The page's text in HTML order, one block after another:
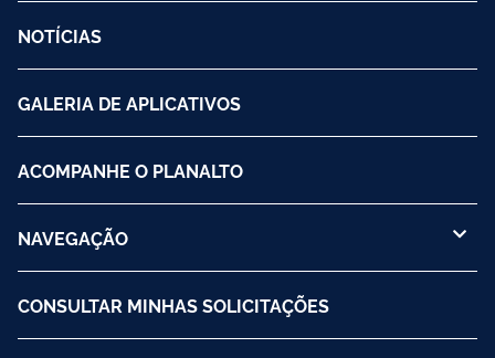
NOTÍCIAS
GALERIA DE APLICATIVOS
ACOMPANHE O PLANALTO
NAVEGAÇÃO
CONSULTAR MINHAS SOLICITAÇÕES